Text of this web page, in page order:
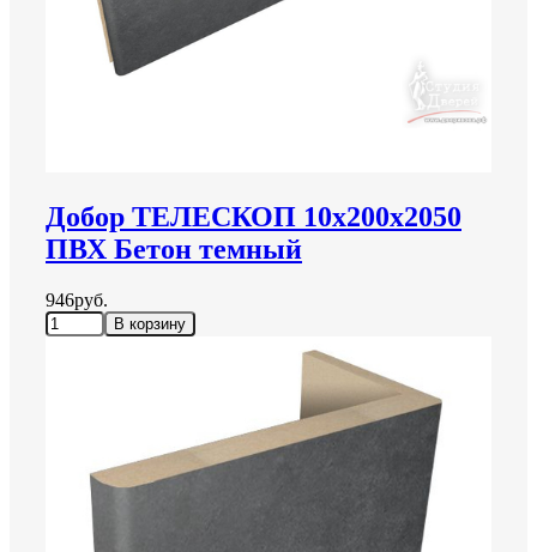
Добор ТЕЛЕСКОП 10х200х2050
ПВХ Бетон темный
946руб.